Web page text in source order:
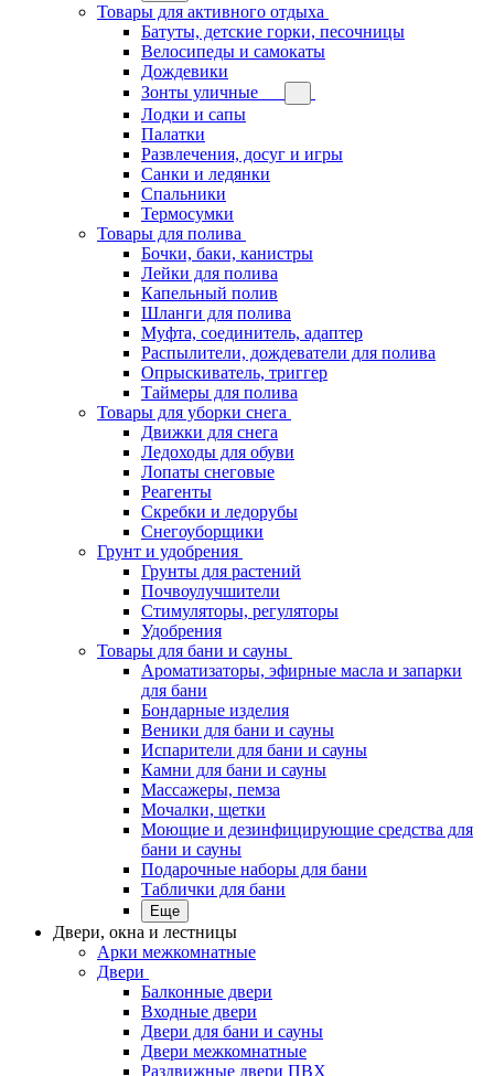
Товары для активного отдыха
Батуты, детские горки, песочницы
Велосипеды и самокаты
Дождевики
Зонты уличные
Лодки и сапы
Палатки
Развлечения, досуг и игры
Санки и ледянки
Спальники
Термосумки
Товары для полива
Бочки, баки, канистры
Лейки для полива
Капельный полив
Шланги для полива
Муфта, соединитель, адаптер
Распылители, дождеватели для полива
Опрыскиватель, триггер
Таймеры для полива
Товары для уборки снега
Движки для снега
Ледоходы для обуви
Лопаты снеговые
Реагенты
Скребки и ледорубы
Снегоуборщики
Грунт и удобрения
Грунты для растений
Почвоулучшители
Стимуляторы, регуляторы
Удобрения
Товары для бани и сауны
Ароматизаторы, эфирные масла и запарки
для бани
Бондарные изделия
Веники для бани и сауны
Испарители для бани и сауны
Камни для бани и сауны
Массажеры, пемза
Мочалки, щетки
Моющие и дезинфицирующие средства для
бани и сауны
Подарочные наборы для бани
Таблички для бани
Еще
Двери, окна и лестницы
Арки межкомнатные
Двери
Балконные двери
Входные двери
Двери для бани и сауны
Двери межкомнатные
Раздвижные двери ПВХ